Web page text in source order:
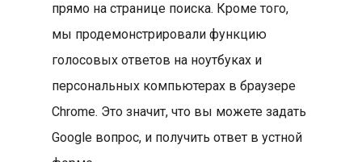
прямо на странице поиска. Кроме того,
мы продемонстрировали функцию
голосовых ответов на ноутбуках и
персональных компьютерах в браузере
Chrome. Это значит, что вы можете задать
Google вопрос, и получить ответ в устной